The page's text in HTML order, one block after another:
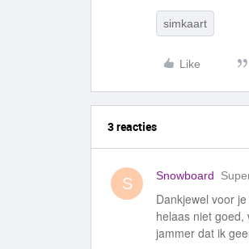
simkaart
Like
3 reacties
S Snowboard
Dankjewel voor
helaas niet
jammer dat ik